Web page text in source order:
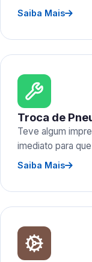
Saiba Mais
Troca de
Teve algum
imediato para
Saiba Mais